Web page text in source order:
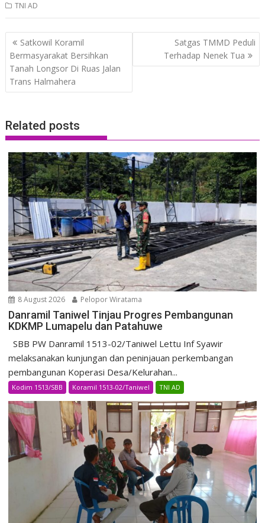
TNI AD
Post
navigation
Satkowil Koramil
Bermasyarakat Bersihkan
Tanah Longsor Di Ruas Jalan
Trans Halmahera
Satgas TMMD Peduli
Terhadap Nenek Tua
Related posts
8 August 2026 Pelopor Wiratama
Danramil Taniwel Tinjau Progres Pembangunan
KDKMP Lumapelu dan Patahuwe
SBB PW Danramil 1513-02/Taniwel Lettu Inf Syawir
melaksanakan kunjungan dan peninjauan perkembangan
pembangunan Koperasi Desa/Kelurahan...
Kodim 1513/SBB Koramil 1513-02/Taniwel TNI AD